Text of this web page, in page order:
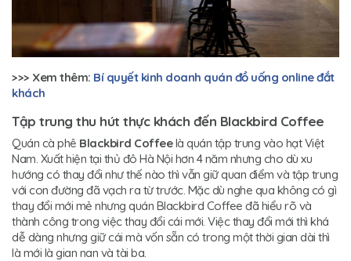
>>> Xem thêm: Bí quyết kinh doanh quán đồ uống online đắt
khách
Tập trung thu hút thực khách đến Blackbird Coffee
Quán cà phê Blackbird Coffeelà quán tập trung vào hạt Việt
Nam. Xuất hiện tại thủ đô Hà Nội hơn 4 năm nhưng cho dù xu
hướng có thay đổi như thế nào thì vẫn giữ quan điểm và tập trung
với con đường đã vạch ra từ trước. Mặc dù nghe qua không có gì
thay đổi mới mẻ nhưng quán Blackbird Coffee đã hiểu rõ và
thành công trong việc thay đổi cái mới. Việc thay đổi mới thì khá
dễ dàng nhưng giữ cái mà vốn sẵn có trong một thời gian dài thì
là mới là gian nan và tài ba.